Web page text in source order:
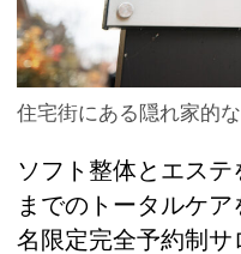
住宅街にある隠れ家的
ソフト整体とエス
までのトータルケ
名限定完全予約制サ